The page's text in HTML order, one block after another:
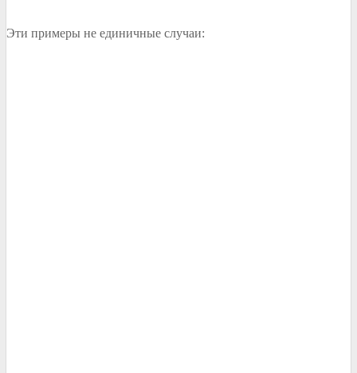
Эти примеры не единичные случаи: